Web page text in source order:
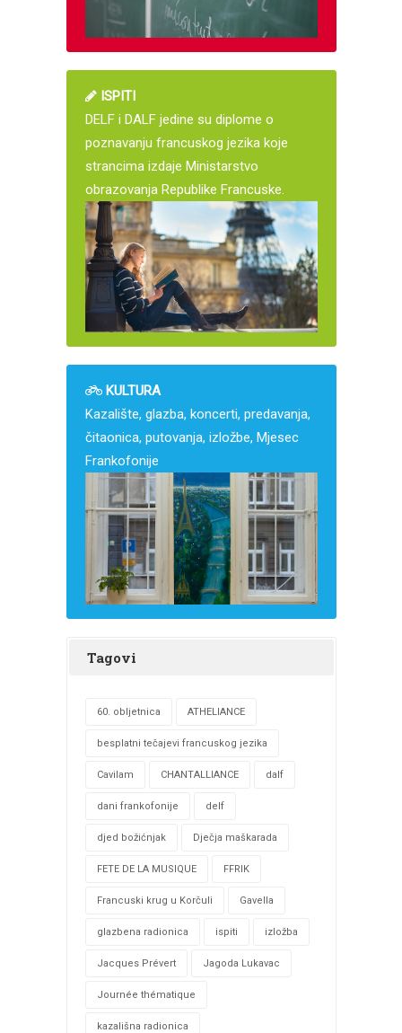
ISPITI
DELF i DALF jedine su diplome o
poznavanju francuskog jezika koje
strancima izdaje Ministarstvo
obrazovanja Republike Francuske.
KULTURA
Kazalište, glazba, koncerti, predavanja,
čitaonica, putovanja, izložbe, Mjesec
Frankofonije
Tagovi
60. obljetnica ATHELIANCE
besplatni tečajevi francuskog jezika
Cavilam CHANTALLIANCE dalf
dani frankofonije delf
djed božićnjak Dječja maškarada
FETE DE LA MUSIQUE FFRIK
Francuski krug u Korčuli Gavella
glazbena radionica ispiti izložba
Jacques Prévert Jagoda Lukavac
Journée thématique
kazališna radionica